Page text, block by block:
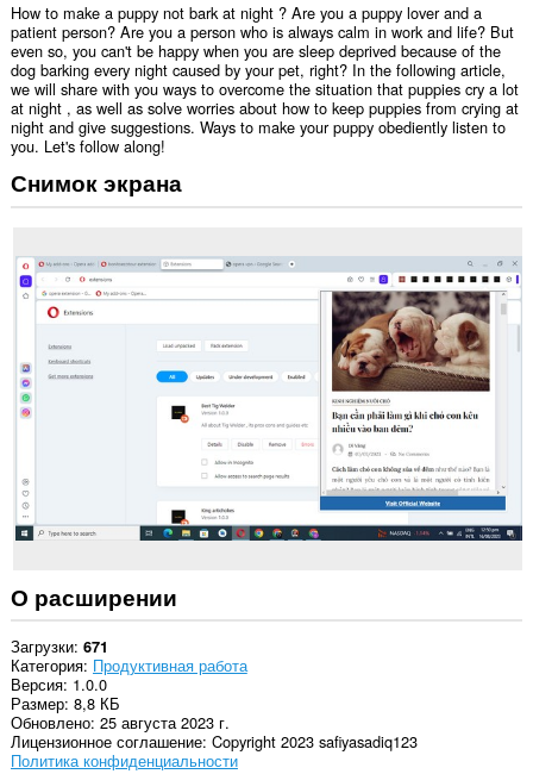
How to make a puppy not bark at night ? Are you a puppy lover and a
patient person? Are you a person who is always calm in work and life? But
even so, you can't be happy when you are sleep deprived because of the
dog barking every night caused by your pet, right? In the following article,
we will share with you ways to overcome the situation that puppies cry a lot
at night , as well as solve worries about how to keep puppies from crying at
night and give suggestions. Ways to make your puppy obediently listen to
you. Let's follow along!
Снимок экрана
О расширении
Загрузки 671
Категория Продуктивная работа
Версия 1.0.0
Размер 8,8 КБ
Обновлено 25 августа 2023 г.
Лицензионное соглашение Copyright 2023 safiyasadiq123
Политика конфиденциальности